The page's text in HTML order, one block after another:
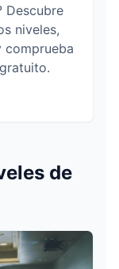
Descubre
niveles,
comprueba
de